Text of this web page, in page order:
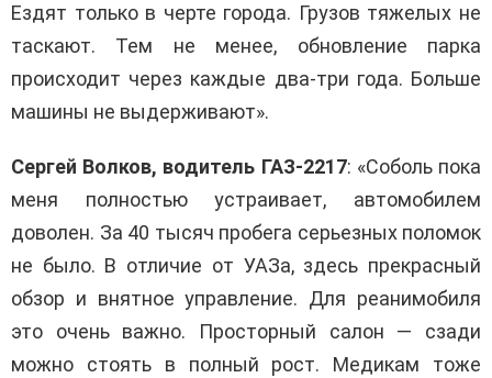
Ездят только в черте города. Грузов тяжелых не
таскают. Тем не менее, обновление парка
происходит через каждые два-три года. Больше
машины не выдерживают».
Сергей Волков, водитель ГАЗ-2217: «Соболь пока
меня полностью устраивает, автомобилем
доволен. За 40 тысяч пробега серьезных поломок
не было. В отличие от УАЗа, здесь прекрасный
обзор и внятное управление. Для реанимобиля
это очень важно. Просторный салон — сзади
можно стоять в полный рост. Медикам тоже